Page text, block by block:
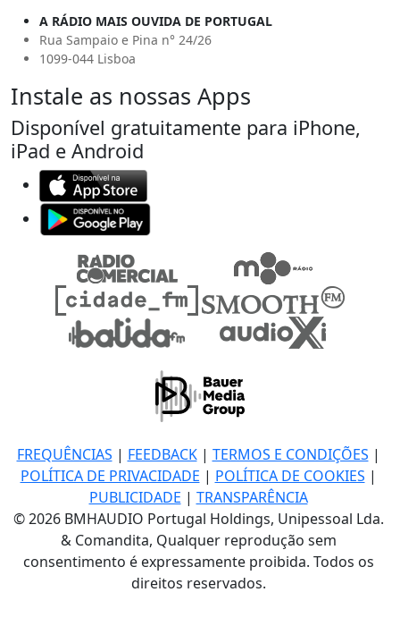
A RÁDIO MAIS OUVIDA DE PORTUGAL
Rua Sampaio e Pina n° 24/26
1099-044 Lisboa
Instale as nossas Apps
Disponível gratuitamente para iPhone,
iPad e Android
FREQUÊNCIAS | FEEDBACK| TERMOS E CONDIÇÕES |
POLÍTICA DE PRIVACIDADE | POLÍTICA DE COOKIES |
PUBLICIDADE | TRANSPARÊNCIA
© 2026 BMHAUDIO Portugal Holdings, Unipessoal Lda.
& Comandita, Qualquer reprodução sem
consentimento é expressamente proibida. Todos os
direitos reservados.